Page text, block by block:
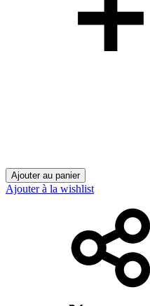
Ajouter au panier
Ajouter à la wishlist